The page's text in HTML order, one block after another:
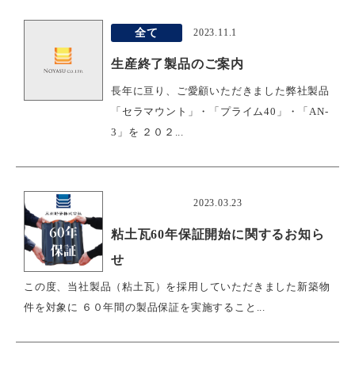
全て 2023.11.1
生産終了製品のご案内
長年に亘り、ご愛顧いただきました弊社製品
「セラマウント」・「プライム40」・「AN-
3」を ２０２...
2023.03.23
粘土瓦60年保証開始に関するお知ら
せ
この度、当社製品（粘土瓦）を採用していただきました新築物
件を対象に ６０年間の製品保証を実施すること...